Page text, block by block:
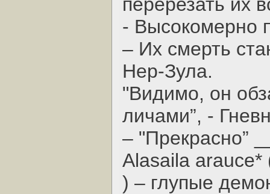
- Высокомерно
– Их смерть
Нер-Зула.
"Видимо, он
личами”, -
– "Прекрасно”
Alasaila arauce*
) – глупые